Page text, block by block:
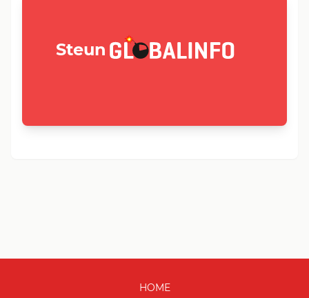
Steun GLOBALINFO.nl
HOME